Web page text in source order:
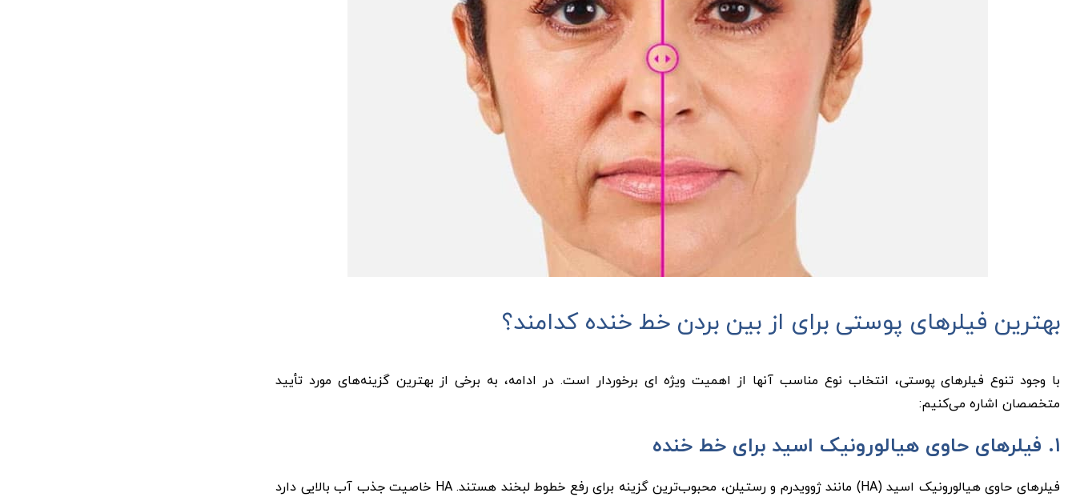
بهترین فیلرهای پوستی برای از بین بردن خط خنده کدامند؟
با وجود تنوع فیلرهای پوستی، انتخاب نوع مناسب آنها از اهمیت ویژه ‌ای برخوردار است. در ادامه، به برخی از بهترین گزینه‌‌های مورد تأیید
متخصصان اشاره می‌کنیم:
۱. فیلرهای حاوی هیالورونیک اسید برای خط خنده
فیلرهای حاوی هیالورونیک اسید (HA) مانند ژوویدرم و رستیلن، محبوب‌ترین گزینه برای رفع خطوط لبخند هستند. HA خاصیت جذب آب بالایی دارد